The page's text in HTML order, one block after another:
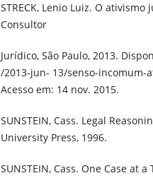
STRECK, Lenio Luiz. O
Consultor
Jurídico, São Paulo, 2013.
/2013-jun- 13/senso-incomum-
Acesso em: 14 nov. 2015.
SUNSTEIN, Cass. Legal
University Press, 1996.
SUNSTEIN, Cass. One Case